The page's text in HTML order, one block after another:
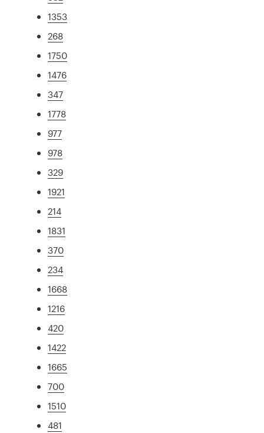
1353
268
1750
1476
347
1778
977
978
329
1921
214
1831
370
234
1668
1216
420
1422
1665
700
1510
481